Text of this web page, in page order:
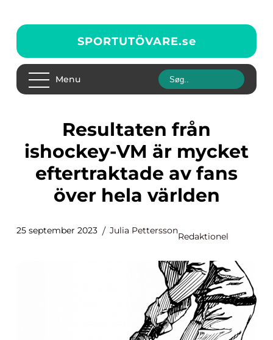
SPORTUTÖVARE.se
Menu
Resultaten från
ishockey-VM är mycket
eftertraktade av fans
över hela världen
25 september 2023 Julia Pettersson
Redaktionel